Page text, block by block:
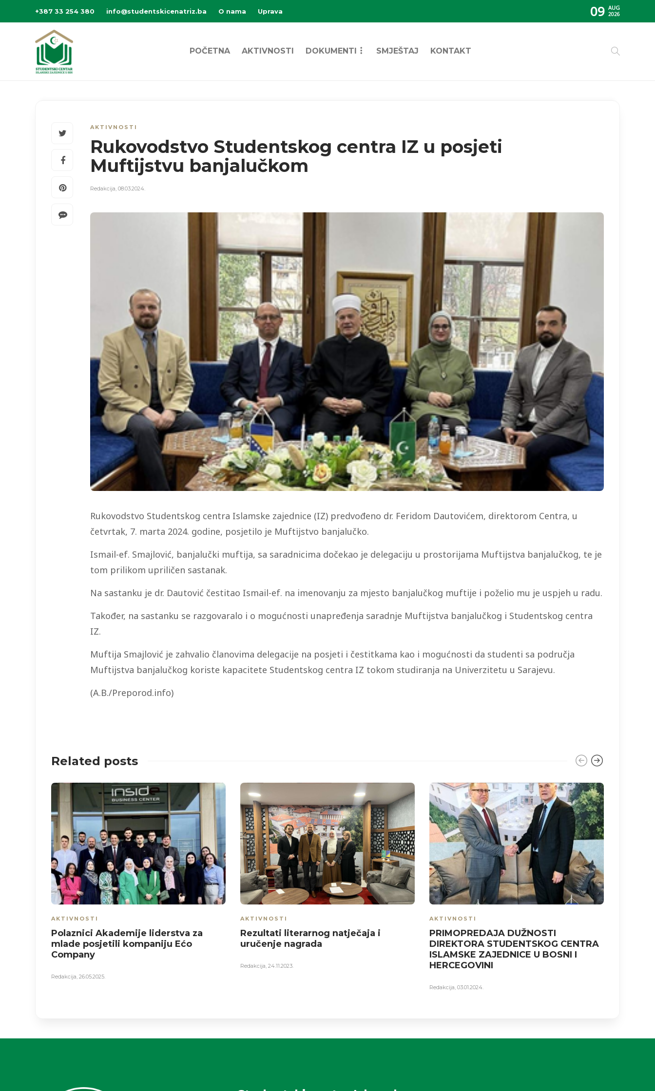
+387 33 254 380 info@studentskicenatriz.ba O nama Uprava 09 AUG
2026
POČETNA AKTIVNOSTI DOKUMENTI SMJEŠTAJ KONTAKT
AKTIVNOSTI
Rukovodstvo Studentskog centra IZ u posjeti
Muftijstvu banjalučkom
Redakcija, 08.03.2024.
Rukovodstvo Studentskog centra Islamske zajednice (IZ) predvođeno dr. Feridom Dautovićem, direktorom Centra, u
četvrtak, 7. marta 2024. godine, posjetilo je Muftijstvo banjalučko.
Ismail-ef. Smajlović, banjalučki muftija, sa saradnicima dočekao je delegaciju u prostorijama Muftijstva banjalučkog, te je
tom prilikom upriličen sastanak.
Na sastanku je dr. Dautović čestitao Ismail-ef. na imenovanju za mjesto banjalučkog muftije i poželio mu je uspjeh u radu.
Također, na sastanku se razgovaralo i o mogućnosti unapređenja saradnje Muftijstva banjalučkog i Studentskog centra
IZ.
Muftija Smajlović je zahvalio članovima delegacije na posjeti i čestitkama kao i mogućnosti da studenti sa područja
Muftijstva banjalučkog koriste kapacitete Studentskog centra IZ tokom studiranja na Univerzitetu u Sarajevu.
(A.B./Preporod.info)
Related posts
AKTIVNOSTI
Polaznici Akademije liderstva za
mlade posjetili kompaniju Ećo
Company
Redakcija, 26.05.2025.
AKTIVNOSTI
Rezultati literarnog natječaja i
uručenje nagrada
Redakcija, 24.11.2023.
AKTIVNOSTI
PRIMOPREDAJA DUŽNOSTI
DIREKTORA STUDENTSKOG CENTRA
ISLAMSKE ZAJEDNICE U BOSNI I
HERCEGOVINI
Redakcija, 03.01.2024.